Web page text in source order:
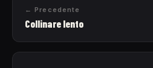
← Precedente
Collinare lento